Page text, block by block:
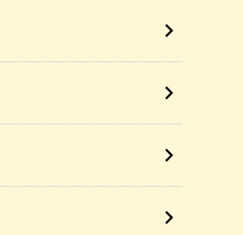
chevron_right
chevron_right
chevron_right
chevron_right